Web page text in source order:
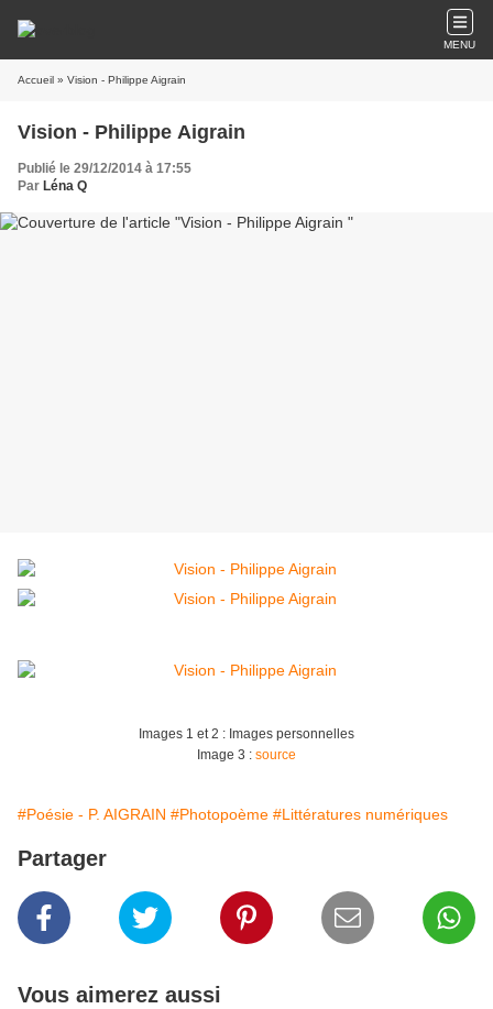
MENU
Accueil » Vision - Philippe Aigrain
Vision - Philippe Aigrain
Publié le 29/12/2014 à 17:55
Par Léna Q
Images 1 et 2 : Images personnelles
Image 3 : source
#Poésie - P. AIGRAIN #Photopoème #Littératures numériques
Partager
Vous aimerez aussi